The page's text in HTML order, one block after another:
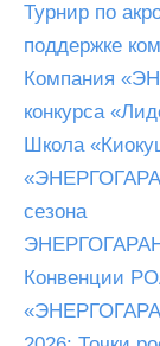
Турнир по
поддержке
Компания
конкурса
Школа
сезона
Конвенции